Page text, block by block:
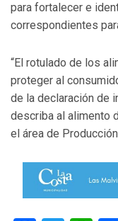
para fortalecer e
correspondientes
“El rotulado de los
proteger al
de la declaración de
describa al alimento
el área de